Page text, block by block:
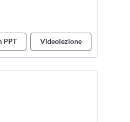
PPT Videolezione